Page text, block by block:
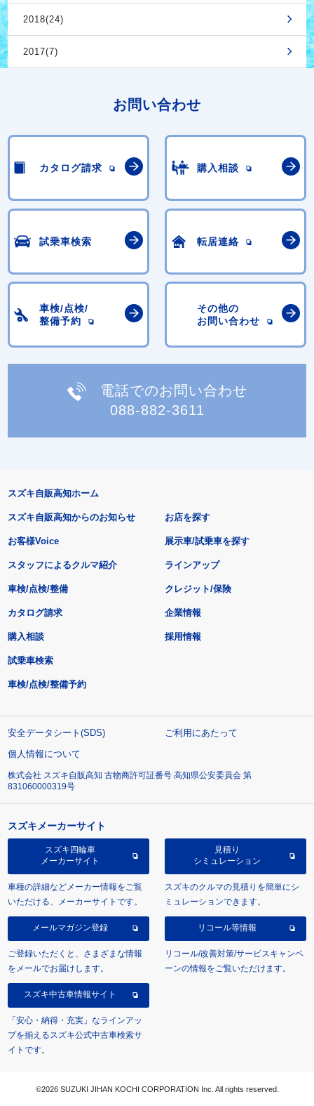
2018(24)
2017(7)
お問い合わせ
カタログ請求 購入相談
試乗車検索 転居連絡
車検/点検/
整備予約
その他の
お問い合わせ
電話でのお問い合わせ
088-882-3611
スズキ自販高知ホーム
スズキ自販高知からのお知らせ
お客様Voice
スタッフによるクルマ紹介
お店を探す
展示車/試乗車を探す
ラインアップ
車検/点検/整備 クレジット/保険
カタログ請求
購入相談
試乗車検索
車検/点検/整備予約
企業情報
採用情報
安全データシート(SDS)
ご利用にあたって
個人情報について
株式会社 スズキ自販高知 古物商許可証番号 高知県公安委員会 第
831060000319号
スズキメーカーサイト
スズキ四輪車
メーカーサイト
車種の詳細などメーカー情報をご覧
いただける、メーカーサイトです。
見積り
シミュレーション
スズキのクルマの見積りを簡単にシ
ミュレーションできます。
メールマガジン登録
ご登録いただくと、さまざまな情報
をメールでお届けします。
リコール等情報
リコール/改善対策/サービスキャンペ
ーンの情報をご覧いただけます。
スズキ中古車情報サイト
「安心・納得・充実」なラインアッ
プを揃えるスズキ公式中古車検索サ
イトです。
©2026 SUZUKI JIHAN KOCHI CORPORATION Inc. All rights reserved.